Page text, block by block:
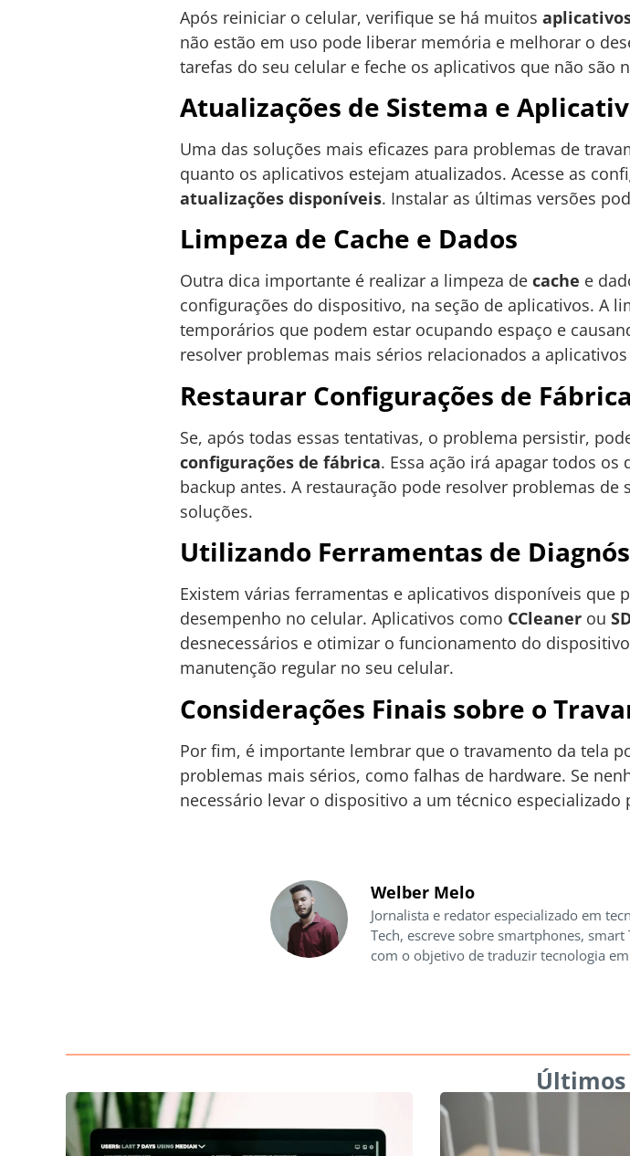
Após reiniciar o celular, verifique se há muitos
não estão em uso pode liberar memória e melhorar o
tarefas do seu celular e feche os aplicativos que não são
Atualizações de Sistema e
Uma das soluções mais eficazes para problemas de
quanto os aplicativos estejam atualizados. Acesse as
atualizações disponíveis. Instalar as últimas versões
Limpeza de Cache e Dados
Outra dica importante é realizar a limpeza de cache e
configurações do dispositivo, na seção de aplicativos. A
temporários que podem estar ocupando espaço e
resolver problemas mais sérios relacionados a
Restaurar Configurações de Fábrica
Se, após todas essas tentativas, o problema persistir,
configurações de fábrica. Essa ação irá apagar todos
backup antes. A restauração pode resolver problemas
soluções.
Utilizando Ferramentas de
Existem várias ferramentas e aplicativos disponíveis que
desempenho no celular. Aplicativos como CCleaner ou
desnecessários e otimizar o funcionamento do
manutenção regular no seu celular.
Considerações Finais sobre o
Por fim, é importante lembrar que o travamento da tela
problemas mais sérios, como falhas de hardware. Se
necessário levar o dispositivo a um técnico
Welber Melo
Jornalista e redator especializado em
Tech, escreve sobre smartphones,
com o objetivo de traduzir tecnologia
Últimos